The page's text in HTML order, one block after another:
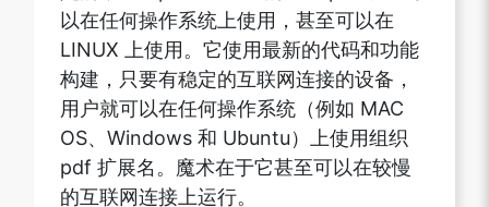
以在任何操作系统上使用，甚至可以在
LINUX 上使用。它使用最新的代码和功能
构建，只要有稳定的互联网连接的设备，
用户就可以在任何操作系统（例如 MAC
OS、Windows 和 Ubuntu）上使用组织
pdf 扩展名。魔术在于它甚至可以在较慢
的互联网连接上运行。